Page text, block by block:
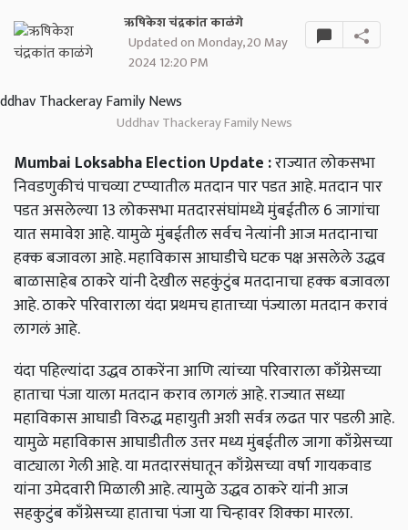
ऋषिकेश चंद्रकांत काळंगे
Updated on Monday, 20 May
2024 12:20 PM
Uddhav Thackeray Family News
Mumbai Loksabha Election Update :राज्यात लोकसभा
निवडणुकीचं पाचव्या टप्प्यातील मतदान पार पडत आहे. मतदान पार
पडत असलेल्या 13 लोकसभा मतदारसंघांमध्ये मुंबईतील 6 जागांचा
यात समावेश आहे. यामुळे मुंबईतील सर्वच नेत्यांनी आज मतदानाचा
हक्क बजावला आहे. महाविकास आघाडीचे घटक पक्ष असलेले उद्धव
बाळासाहेब ठाकरे यांनी देखील सहकुंटुंब मतदानाचा हक्क बजावला
आहे. ठाकरे परिवाराला यंदा प्रथमच हाताच्या पंज्याला मतदान करावं
लागलं आहे.
यंदा पहिल्यांदा उद्धव ठाकरेंना आणि त्यांच्या परिवाराला काँग्रेसच्या
हाताचा पंजा याला मतदान कराव लागलं आहे. राज्यात सध्या
महाविकास आघाडी विरुद्ध महायुती अशी सर्वत्र लढत पार पडली आहे.
यामुळे महाविकास आघाडीतील उत्तर मध्य मुंबईतील जागा काँग्रेसच्या
वाट्याला गेली आहे. या मतदारसंघातून काँग्रेसच्या वर्षा गायकवाड
यांना उमेदवारी मिळाली आहे. त्यामुळे उद्धव ठाकरे यांनी आज
सहकुटुंब काँग्रेसच्या हाताचा पंजा या चिन्हावर शिक्का मारला.